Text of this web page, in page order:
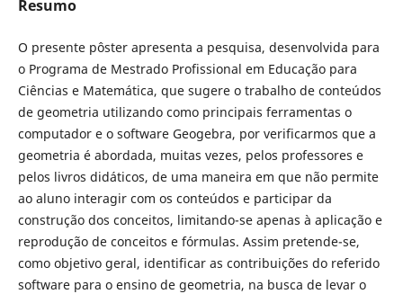
Resumo
O presente pôster apresenta a pesquisa, desenvolvida para
o Programa de Mestrado Profissional em Educação para
Ciências e Matemática, que sugere o trabalho de conteúdos
de geometria utilizando como principais ferramentas o
computador e o software Geogebra, por verificarmos que a
geometria é abordada, muitas vezes, pelos professores e
pelos livros didáticos, de uma maneira em que não permite
ao aluno interagir com os conteúdos e participar da
construção dos conceitos, limitando-se apenas à aplicação e
reprodução de conceitos e fórmulas. Assim pretende-se,
como objetivo geral, identificar as contribuições do referido
software para o ensino de geometria, na busca de levar o